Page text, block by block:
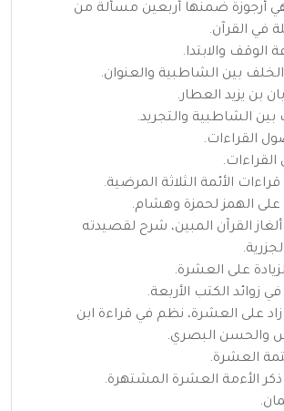
وهي أرجوزة ضمنها أربعين مسألة من
في القرآن.
الوقف والابتدا.
بين الشاطبية والعنوان.
بن يزيد العطار.
بين الشاطبية والتجريد.
القراءات.
القراءات.
الأئمة الثلاثة المرضية.
الهمز لحمزة وهشام.
القرآن المبين، شرح لقصيدته
على العشرة.
زوائد الكتب الأربعة.
زاد على العشرة، نظم في قراءة ابن
والحسن البصري.
العشرة.
الأءمة العشرة المشتهرة.